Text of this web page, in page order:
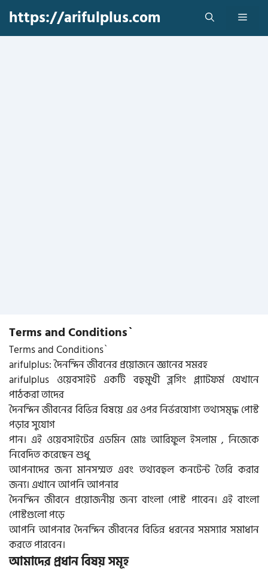
content
https://arifulplus.com Menu
Terms and Conditions`
Terms and Conditions`
arifulplus: দৈনন্দিন জীবনের প্রয়োজনে জ্ঞানের সমরহ
arifulplus ওয়েবসাইট একটি বহুমুখী ব্লগিং প্ল্যাটফর্ম যেখানে
পাঠকরা তাদের
দৈনন্দিন জীবনের বিভিন্ন বিষয়ে এর ওপর নির্ভরযোগ্য তথ্যসমৃদ্ধ পোস্ট
পড়ার সুযোগ
পান। এই ওয়েবসাইটের এডমিন মোঃ আরিফুল ইসলাম , নিজেকে
নিবেদিত করেছেন শুধু
আপনাদের জন্য মানসম্মত এবং তথ্যবহুল কনটেন্ট তৈরি করার
জন্য। এখানে আপনি আপনার
দৈনন্দিন জীবনে প্রয়োজনীয় জন্য বাংলা পোস্ট পাবেন। এই বাংলা
পোস্টগুলো পড়ে
আপনি আপনার দৈনন্দিন জীবনের বিভিন্ন ধরনের সমস্যার সমাধান
করতে পারবেন।
আমাদের প্রধান বিষয় সমূহ